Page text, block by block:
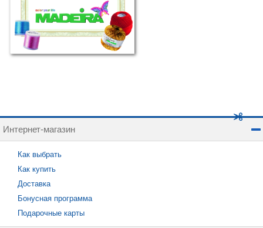
Интернет-магазин
Как выбрать
Как купить
Доставка
Бонусная программа
Подарочные карты